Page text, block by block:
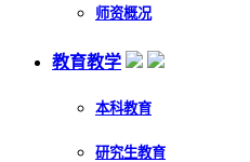
师资概况
教育教学
本科教育
研究生教育